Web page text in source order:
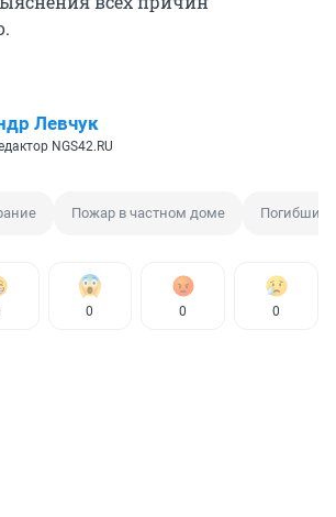
Левчук
NGS42.RU
Пожар в частном доме Погибший
0 0 0